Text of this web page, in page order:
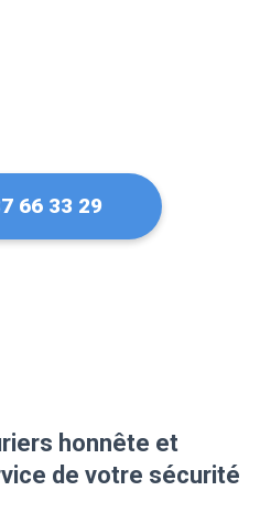
66 33 29
honnête et
de votre sécurité